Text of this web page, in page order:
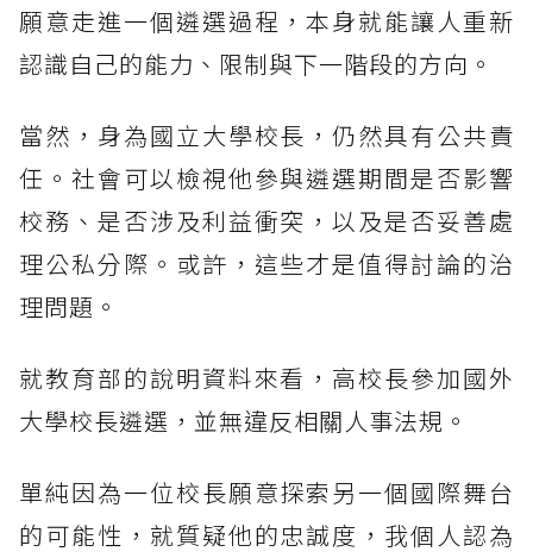
願意走進一個遴選過程，本身就能讓人重新
認識自己的能力、限制與下一階段的方向。
當然，身為國立大學校長，仍然具有公共責
任。社會可以檢視他參與遴選期間是否影響
校務、是否涉及利益衝突，以及是否妥善處
理公私分際。或許，這些才是值得討論的治
理問題。
就教育部的說明資料來看，高校長參加國外
大學校長遴選，並無違反相關人事法規。
單純因為一位校長願意探索另一個國際舞台
的可能性，就質疑他的忠誠度，我個人認為